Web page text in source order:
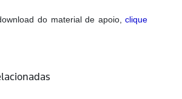
do material de apoio,clique